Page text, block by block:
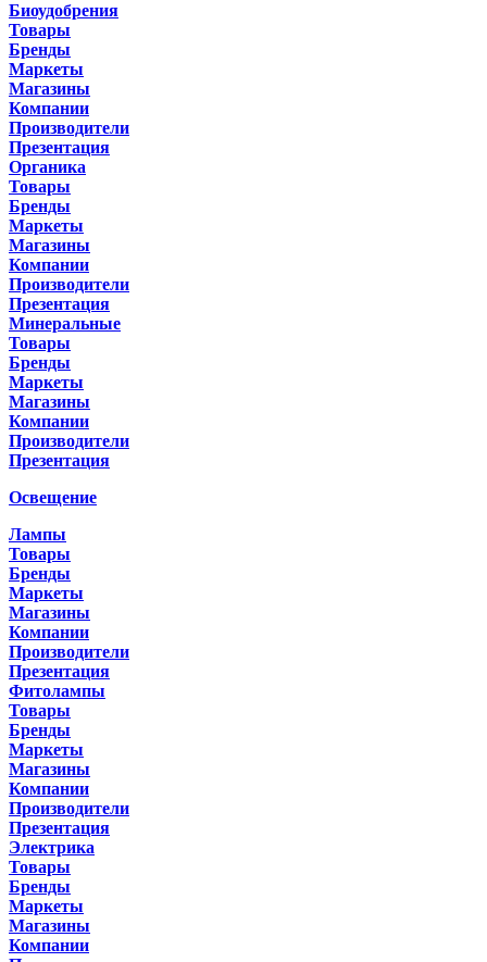
Биоудобрения
Товары
Бренды
Маркеты
Магазины
Компании
Производители
Презентация
Органика
Товары
Бренды
Маркеты
Магазины
Компании
Производители
Презентация
Минеральные
Товары
Бренды
Маркеты
Магазины
Компании
Производители
Презентация
Освещение
Лампы
Товары
Бренды
Маркеты
Магазины
Компании
Производители
Презентация
Фитолампы
Товары
Бренды
Маркеты
Магазины
Компании
Производители
Презентация
Электрика
Товары
Бренды
Маркеты
Магазины
Компании